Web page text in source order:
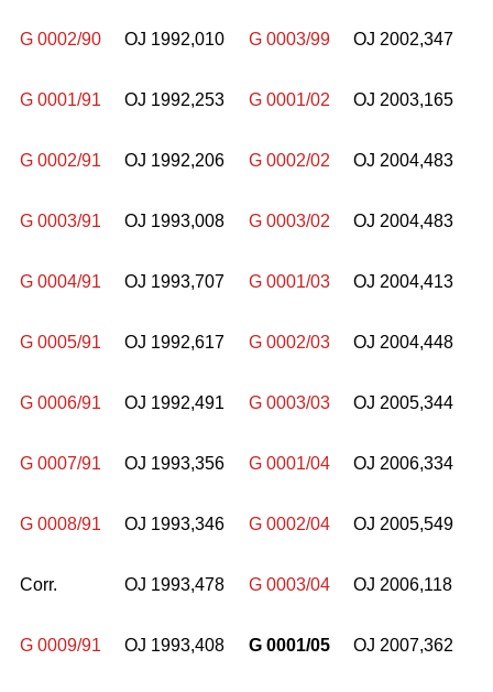
G 0002/90 OJ 1992,010 G 0003/99 OJ 2002,347
G 0001/91 OJ 1992,253 G 0001/02 OJ 2003,165
G 0002/91 OJ 1992,206 G 0002/02 OJ 2004,483
G 0003/91 OJ 1993,008 G 0003/02 OJ 2004,483
G 0004/91 OJ 1993,707 G 0001/03 OJ 2004,413
G 0005/91 OJ 1992,617 G 0002/03 OJ 2004,448
G 0006/91 OJ 1992,491 G 0003/03 OJ 2005,344
G 0007/91 OJ 1993,356 G 0001/04 OJ 2006,334
G 0008/91 OJ 1993,346 G 0002/04 OJ 2005,549
Corr. OJ 1993,478 G 0003/04 OJ 2006,118
G 0009/91 OJ 1993,408 G 0001/05 OJ 2007,362